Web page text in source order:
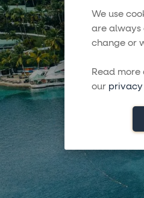
We use
are always
change or
Read
our